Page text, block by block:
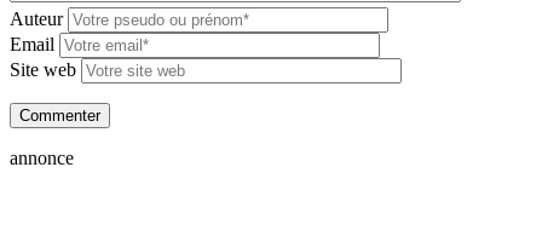
Auteur
Email
Site web
annonce